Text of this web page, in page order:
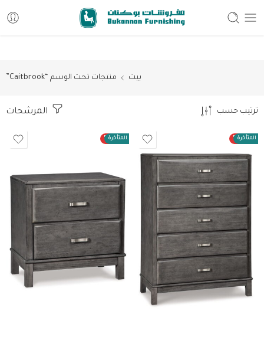
Free delivery for all orders
بيت منتجات تحت الوسم “Caitbrook”
المرشحات ترتيب حسب
50%المتأخرة 50%الطلبات المتأخرة